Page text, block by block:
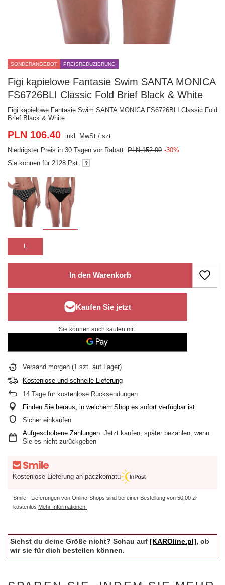
SONDERANGEBOT PREISREDUZIERUNG
Figi kąpielowe Fantasie Swim SANTA MONICA
FS6726BLI Classic Fold Brief Black & White
Figi kąpielowe Fantasie Swim SANTA MONICA FS6726BLI Classic Fold
Brief Black & White
L
PLN 106.40 inkl. MwSt / szt.
Niedrigster Preis in 30 Tagen vor Rabatt: PLN 152.00 -30%
Sie können für 2128 Pkt.
In den Warenkorb
Sie können auch kaufen mit:
Versand morgen (1 szt. auf Lager)
Kostenlose und schnelle Lieferung
14 Tage für kostenlose Rücksendungen
Finden Sie heraus, in welchem Shop es sofort verfügbar ist
Sicher einkaufen
Aufgeschobene Zahlungen . Jetzt kaufen, später bezahlen, wenn
Sie es nicht zurückgeben
Kostenlose Lieferung an paczkomatu
Smile - Lieferungen von Online-Shops sind bei einer Bestellung von 50,00 zł
kostenlos Mehr Informationen.
Siehst du deine Größe nicht? Schau auf [KAROline.pl], ob
wir sie für dich bestellen können.